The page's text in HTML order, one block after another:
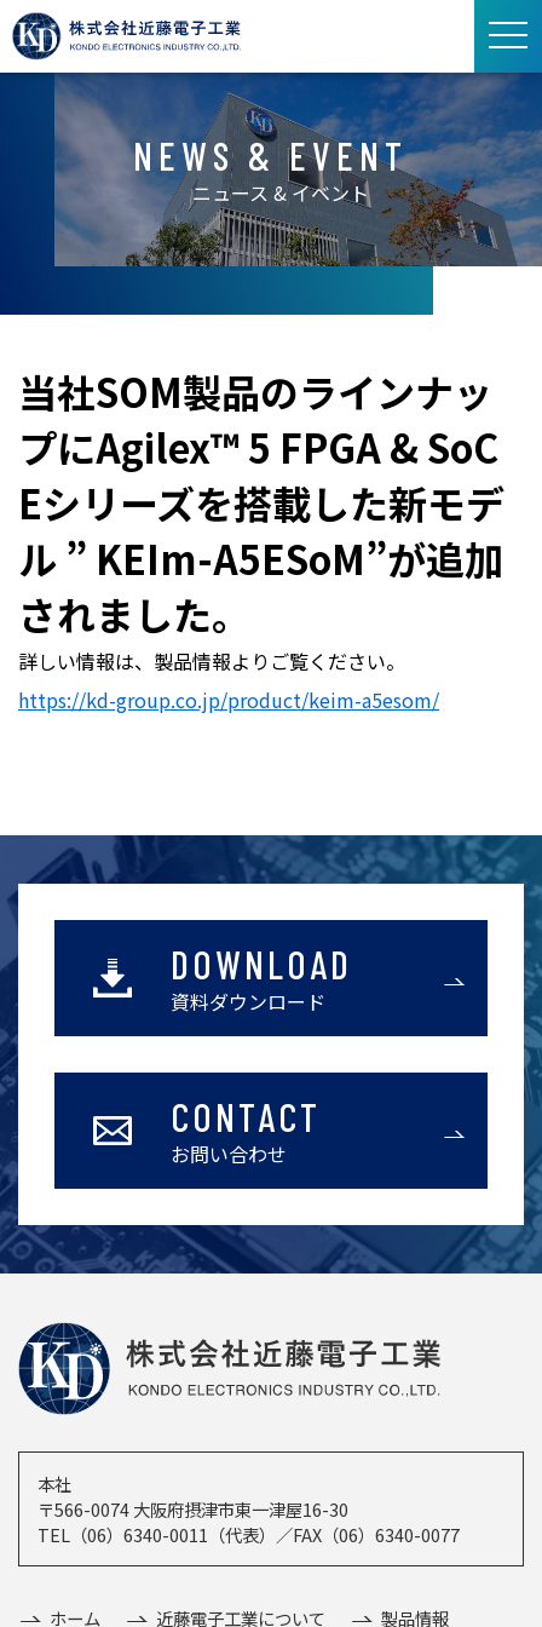
ト
ル
ビ
ゲ
ー
シ
ョ
NEWS & EVENT
ニュース & イベント
当社SOM製品のラインナッ
プにAgilex™ 5 FPGA & SoC
Eシリーズを搭載した新モデ
ル ” KEIm-A5ESoM”が追加
されました。
詳しい情報は、製品情報よりご覧ください。
https://kd-group.co.jp/product/keim-a5esom/
DOWNLOAD
資料ダウンロード
CONTACT
お問い合わせ
本社
〒566-0074 大阪府摂津市東一津屋16-30
TEL（06）6340-0011（代表）／FAX（06）6340-0077
ホーム 近藤電子工業について 製品情報